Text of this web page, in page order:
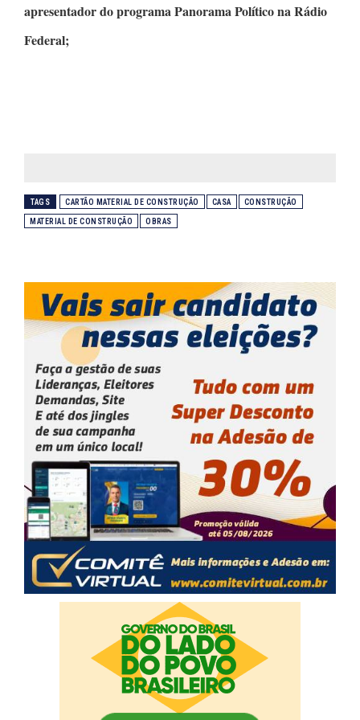
apresentador do programaPanorama Políticona Rádio
Federal;
TAGS CARTÃO MATERIAL DE CONSTRUÇÃO CASA CONSTRUÇÃO
MATERIAL DE CONSTRUÇÃO OBRAS